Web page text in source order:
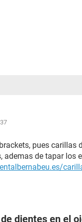
pues carillas
ademas de tapar los
dientes en el